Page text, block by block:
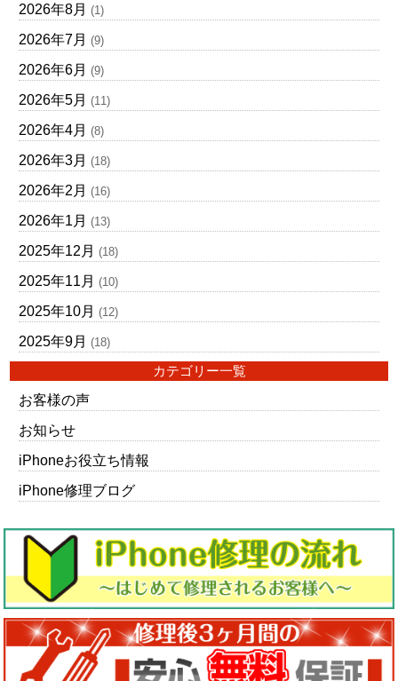
2026年8月 (1)
2026年7月 (9)
2026年6月 (9)
2026年5月 (11)
2026年4月 (8)
2026年3月 (18)
2026年2月 (16)
2026年1月 (13)
2025年12月 (18)
2025年11月 (10)
2025年10月 (12)
2025年9月 (18)
カテゴリー一覧
お客様の声
お知らせ
iPhoneお役立ち情報
iPhone修理ブログ